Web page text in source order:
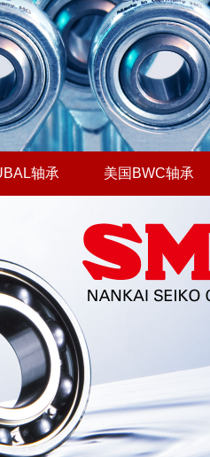
轴承 美国BWC轴承